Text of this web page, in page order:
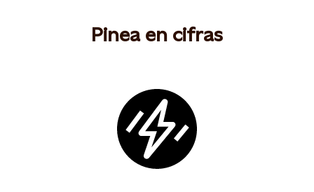
Pinea en cifras